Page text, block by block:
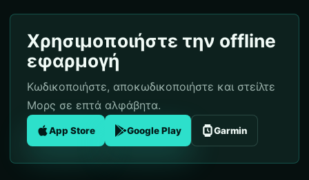
Χρησιμοποιήστε την offline
εφαρμογή
Κωδικοποιήστε, αποκωδικοποιήστε και στείλτε
Μορς σε επτά αλφάβητα.
App Store Google Play Garmin